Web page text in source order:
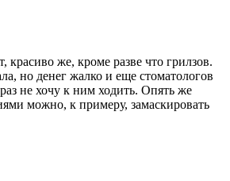
красиво же, кроме разве что грилзов.
но денег жалко и еще стоматологов
не хочу к ним ходить. Опять же
можно, к примеру, замаскировать